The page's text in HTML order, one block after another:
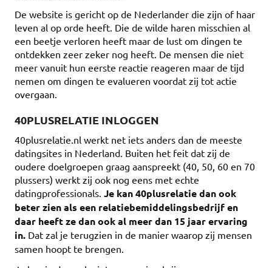
De website is gericht op de Nederlander die zijn of haar
leven al op orde heeft. Die de wilde haren misschien al
een beetje verloren heeft maar de lust om dingen te
ontdekken zeer zeker nog heeft. De mensen die niet
meer vanuit hun eerste reactie reageren maar de tijd
nemen om dingen te evalueren voordat zij tot actie
overgaan.
40PLUSRELATIE INLOGGEN
40plusrelatie.nl werkt net iets anders dan de meeste
datingsites in Nederland. Buiten het feit dat zij de
oudere doelgroepen graag aanspreekt (40, 50, 60 en 70
plussers) werkt zij ook nog eens met echte
datingprofessionals. Je kan 40plusrelatie dan ook
beter zien als een relatiebemiddelingsbedrijf en
daar heeft ze dan ook al meer dan 15 jaar ervaring
in. Dat zal je terugzien in de manier waarop zij mensen
samen hoopt te brengen.